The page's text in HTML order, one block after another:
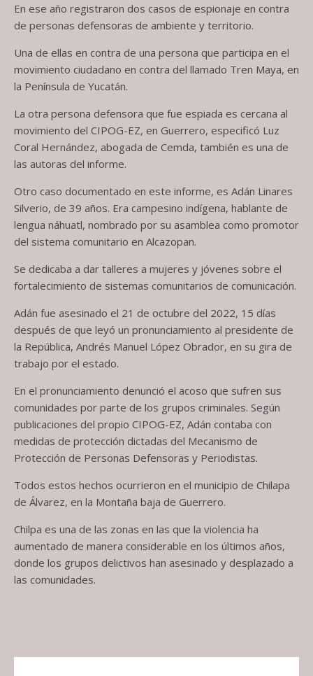
En ese año registraron dos casos de espionaje en contra
de personas defensoras de ambiente y territorio.
Una de ellas en contra de una persona que participa en el
movimiento ciudadano en contra del llamado Tren Maya, en
la Península de Yucatán.
La otra persona defensora que fue espiada es cercana al
movimiento del CIPOG-EZ, en Guerrero, especificó Luz
Coral Hernández, abogada de Cemda, también es una de
las autoras del informe.
Otro caso documentado en este informe, es Adán Linares
Silverio, de 39 años. Era campesino indígena, hablante de
lengua náhuatl, nombrado por su asamblea como promotor
del sistema comunitario en Alcazopan.
Se dedicaba a dar talleres a mujeres y jóvenes sobre el
fortalecimiento de sistemas comunitarios de comunicación.
Adán fue asesinado el 21 de octubre del 2022, 15 días
después de que leyó un pronunciamiento al presidente de
la República, Andrés Manuel López Obrador, en su gira de
trabajo por el estado.
En el pronunciamiento denunció el acoso que sufren sus
comunidades por parte de los grupos criminales. Según
publicaciones del propio CIPOG-EZ, Adán contaba con
medidas de protección dictadas del Mecanismo de
Protección de Personas Defensoras y Periodistas.
Todos estos hechos ocurrieron en el municipio de Chilapa
de Álvarez, en la Montaña baja de Guerrero.
Chilpa es una de las zonas en las que la violencia ha
aumentado de manera considerable en los últimos años,
donde los grupos delictivos han asesinado y desplazado a
las comunidades.